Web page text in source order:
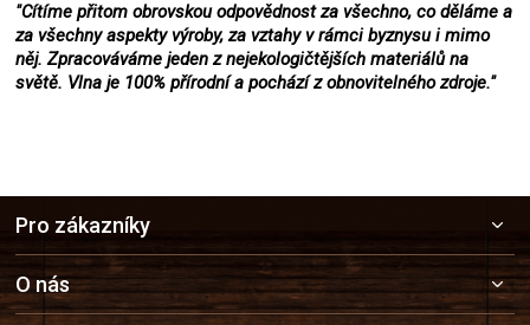
"Cítíme přitom obrovskou odpovědnost za všechno, co děláme a
za všechny aspekty výroby, za vztahy v rámci byznysu i mimo
něj. Zpracováváme jeden z nejekologičtějších materiálů na
světě. Vlna je 100% přírodní a pochází z obnovitelného zdroje."
a
t
Pro zákazníky
O nás